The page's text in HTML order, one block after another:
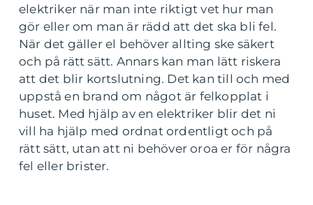
elektriker när man inte riktigt vet hur man
gör eller om man är rädd att det ska bli fel.
När det gäller el behöver allting ske säkert
och på rätt sätt. Annars kan man lätt riskera
att det blir kortslutning. Det kan till och med
uppstå en brand om något är felkopplat i
huset. Med hjälp av en elektriker blir det ni
vill ha hjälp med ordnat ordentligt och på
rätt sätt, utan att ni behöver oroa er för några
fel eller brister.